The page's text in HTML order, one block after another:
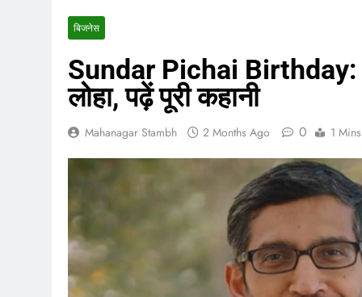
बिजनेस
Sundar Pichai Birthday:
लोहा, पढ़ें पूरी कहानी
Mahanagar Stambh 2 Months Ago 0 1 Mins